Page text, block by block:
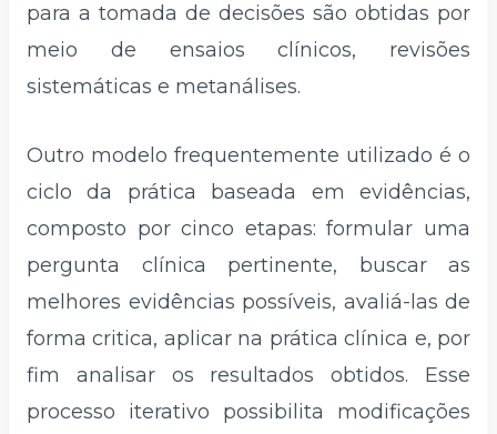
para a tomada de decisões são obtidas por
meio de ensaios clínicos, revisões
sistemáticas e metanálises.
Outro modelo frequentemente utilizado é o
ciclo da prática baseada em evidências,
composto por cinco etapas: formular uma
pergunta clínica pertinente, buscar as
melhores evidências possíveis, avaliá-las de
forma critica, aplicar na prática clínica e, por
fim analisar os resultados obtidos. Esse
processo iterativo possibilita modificações